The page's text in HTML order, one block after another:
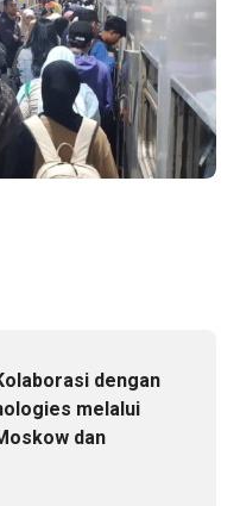
dengan
melalui
dan